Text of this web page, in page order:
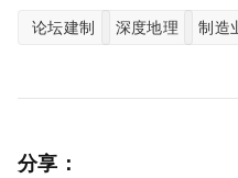
论坛建制 深度地理 制造
分享：